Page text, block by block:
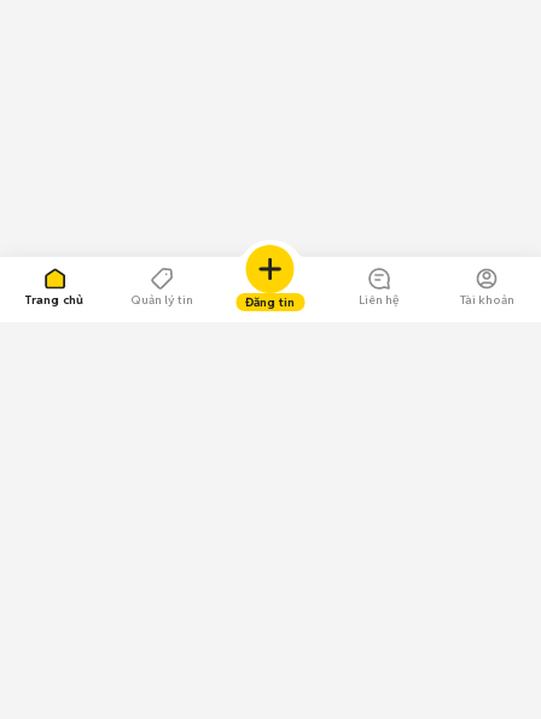
Trang chủ Quản lý tin Đăng tin Liên hệ Tài khoản